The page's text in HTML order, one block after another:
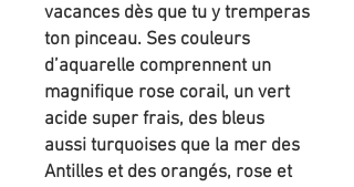
vacances dès que tu y tremperas
ton pinceau. Ses couleurs
d’aquarelle comprennent un
magnifique rose corail, un vert
acide super frais, des bleus
aussi turquoises que la mer des
Antilles et des orangés, rose et